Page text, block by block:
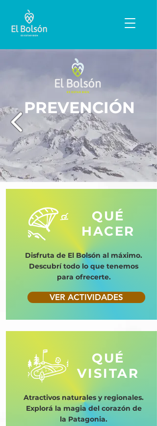
PREVENCIÓN
QUÉ
HACER
Disfruta de El Bolsón al máximo.
Descubrí todo lo que tenemos
para ofrecerte.
VER ACTIVIDADES
QUÉ
VISITAR
Atractivos naturales y regionales.
Explorá la magia del corazón de
la Patagonia.